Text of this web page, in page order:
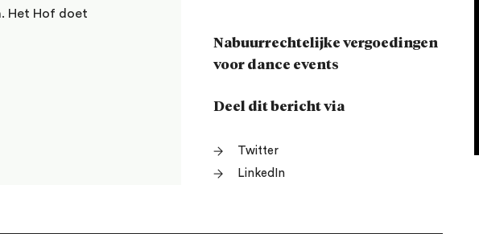
Het Hof doet
Nabuurrechtelijke vergoedingen
voor dance events
Deel dit bericht via
Twitter
LinkedIn